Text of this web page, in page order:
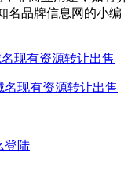
名品牌信息网的小编
现有资源转让出售
名现有资源转让出售
登陆